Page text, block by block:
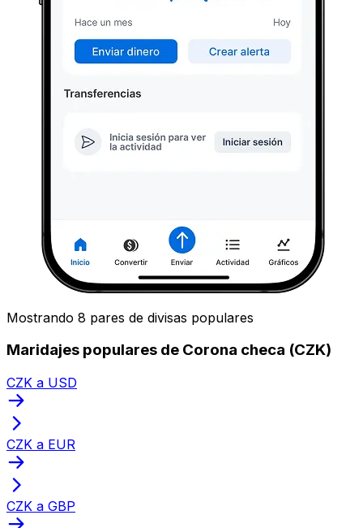
Mostrando 8 pares de divisas populares
Maridajes populares de Corona checa (CZK)
CZK a USD
CZK a EUR
CZK a GBP